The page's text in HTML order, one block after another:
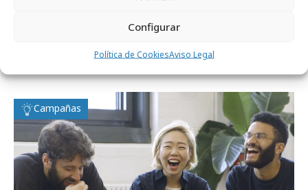
Configurar
Política de CookiesAviso Legal
martes, 10 de septiembre 2024
claves en la estrategia de Unilever
Campañas